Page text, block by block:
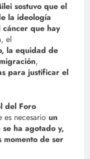
sostuvo que el
la ideología
cáncer que hay
el
la equidad de
,
para justificar el
del Foro
es necesario un
se ha agotado y,
momento de ser